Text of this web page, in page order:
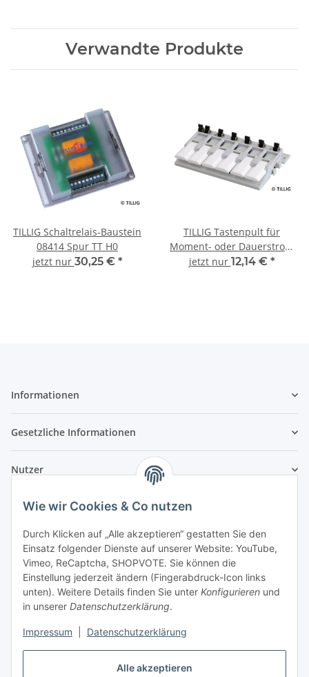
Alle akzeptieren
Wie wir Cookies & Co nutzen
Durch Klicken auf „Alle akzeptieren“ gestatten Sie den
Einsatz folgender Dienste auf unserer Website: YouTube,
Vimeo, ReCaptcha, SHOPVOTE. Sie können die
Einstellung jederzeit ändern (Fingerabdruck-Icon links
unten). Weitere Details finden Sie unter Konfigurieren und
in unserer Datenschutzerklärung.
Impressum Datenschutzerklärung
Verwandte Produkte
TILLIG Schaltrelais-Baustein
08414 Spur TT H0
jetzt nur 30,25 € *
TILLIG Tastenpult für
Moment- oder Dauerstrom
08211 Spur TT H0
jetzt nur 12,14 € *
Informationen
Gesetzliche Informationen
Nutzer